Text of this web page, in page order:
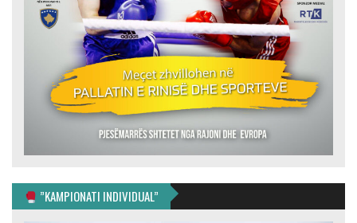
”KAMPIONATI INDIVIDUAL”